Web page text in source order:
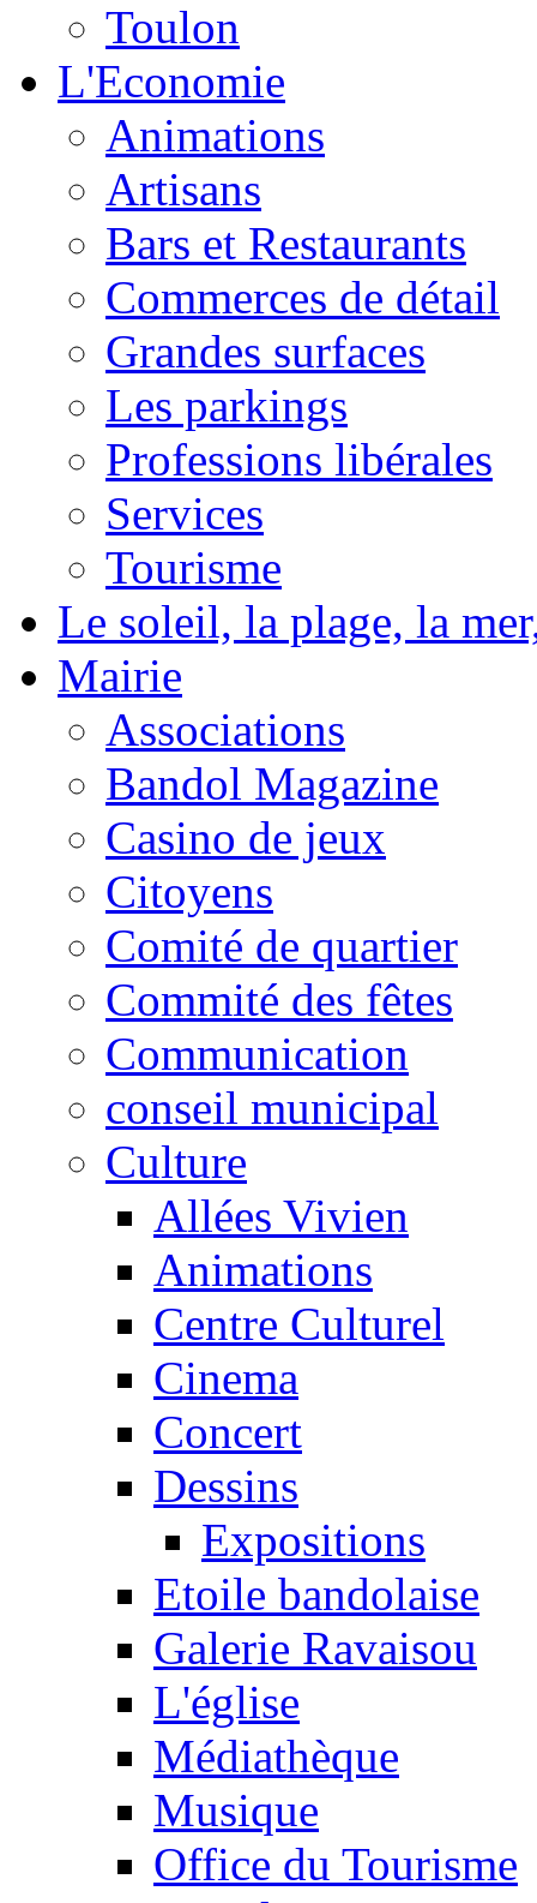
Toulon
L'Economie
Animations
Artisans
Bars et Restaurants
Commerces de détail
Grandes surfaces
Les parkings
Professions libérales
Services
Tourisme
Le soleil, la plage, la
Mairie
Associations
Bandol Magazine
Casino de jeux
Citoyens
Comité de quartier
Commité des fêtes
Communication
conseil municipal
Culture
Allées Vivien
Animations
Centre Culturel
Cinema
Concert
Dessins
Expositions
Etoile bandolaise
Galerie Ravaisou
L'église
Médiathèque
Musique
Office du Tourisme